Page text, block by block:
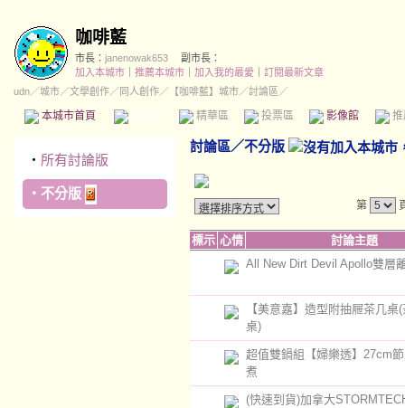
咖啡藍
市長： janenowak653
副市長：
加入本城市
推薦本城市 加入我的最愛
訂閱最新文章
udn／城市／文學創作／同人創作／ 【咖啡藍】城市／討論區／
本城市首頁 精華區 投票區 影像館
‧ 所有討論版
‧ 不分版
討論區／不分版
第
標示 心情
討論主題
All New Dirt Devil Apollo雙層
【美意嘉】造型附抽屜茶几桌
桌)
超值雙鍋組【婦樂透】27cm
煮
(快速到貨)加拿大